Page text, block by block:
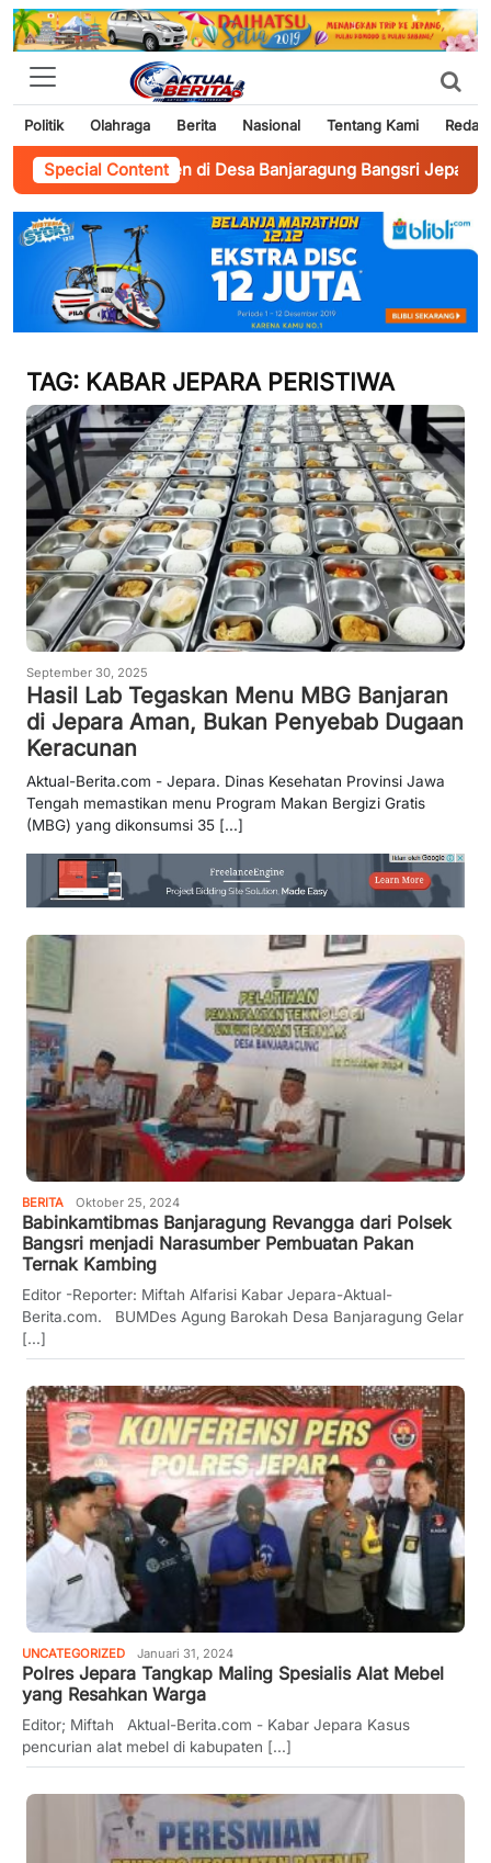
Politik Olahraga Berita Nasional Tentang Kami
Special Content
Kabupaten di Desa Banjaragung Bangsri Jepara -
TAG: KABAR JEPARA PERISTIWA
September 30, 2025
Hasil Lab Tegaskan Menu MBG Banjaran
di Jepara Aman, Bukan Penyebab Dugaan
Keracunan
Aktual-Berita.com - Jepara. Dinas Kesehatan Provinsi Jawa
Tengah memastikan menu Program Makan Bergizi Gratis
(MBG) yang dikonsumsi 35 [...]
BERITA Oktober 25, 2024
Babinkamtibmas Banjaragung Revangga dari Polsek
Bangsri menjadi Narasumber Pembuatan Pakan
Ternak Kambing
Editor -Reporter: Miftah Alfarisi Kabar Jepara-Aktual-
Berita.com. BUMDes Agung Barokah Desa Banjaragung Gelar
[...]
UNCATEGORIZED Januari 31, 2024
Polres Jepara Tangkap Maling Spesialis Alat Mebel
yang Resahkan Warga
Editor; Miftah Aktual-Berita.com - Kabar Jepara Kasus
pencurian alat mebel di kabupaten [...]